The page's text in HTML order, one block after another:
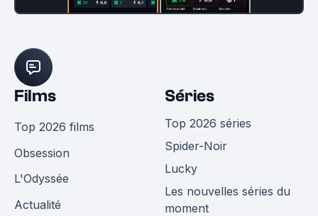
Films
Top 2026 films
Obsession
L'Odyssée
Actualité
Séries
Top 2026 séries
Spider-Noir
Lucky
Les nouvelles séries du
moment